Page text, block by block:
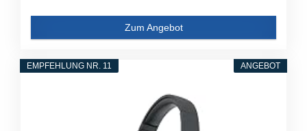
Zum Angebot
ANGEBOT
EMPFEHLUNG NR. 11